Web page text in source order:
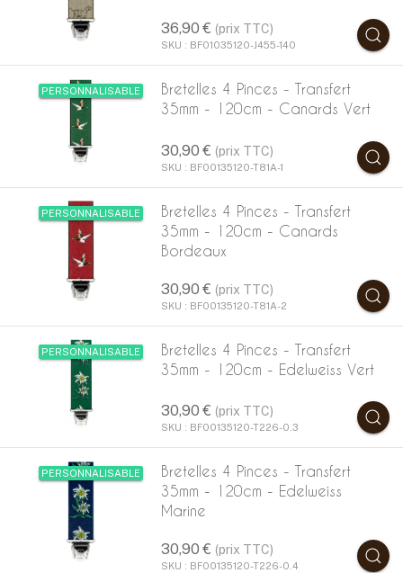
36,90 € (prix TTC)
SKU : BF01035120-J455-140
PERSONNALISABLE
Bretelles 4 Pinces - Transfert
35mm - 120cm - Canards Vert
30,90 € (prix TTC)
SKU : BF00135120-T81A-1
PERSONNALISABLE
Bretelles 4 Pinces - Transfert
35mm - 120cm - Canards
Bordeaux
30,90 € (prix TTC)
SKU : BF00135120-T81A-2
PERSONNALISABLE
Bretelles 4 Pinces - Transfert
35mm - 120cm - Edelweiss Vert
30,90 € (prix TTC)
SKU : BF00135120-T226-0.3
PERSONNALISABLE
Bretelles 4 Pinces - Transfert
35mm - 120cm - Edelweiss
Marine
30,90 € (prix TTC)
SKU : BF00135120-T226-0.4